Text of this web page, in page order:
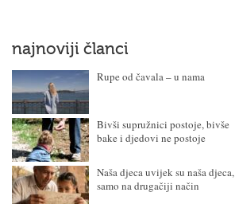
najnoviji članci
Rupe od čavala – u nama
Bivši supružnici postoje, bivše
bake i djedovi ne postoje
Naša djeca uvijek su naša djeca,
samo na drugačiji način